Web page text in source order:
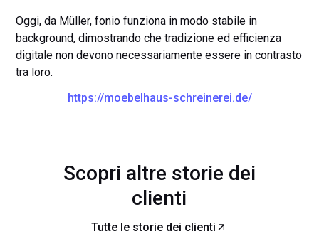
Oggi, da Müller, fonio funziona in modo stabile in
background, dimostrando che tradizione ed efficienza
digitale non devono necessariamente essere in contrasto
tra loro.
https://moebelhaus-schreinerei.de/
Scopri altre storie dei
clienti
Tutte le storie dei clienti